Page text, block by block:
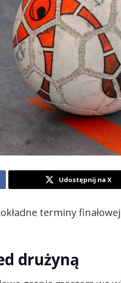
Udostępnij na X
terminy
drużyną